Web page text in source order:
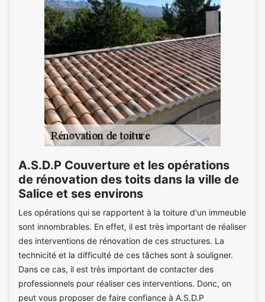
A.S.D.P Couverture et les opérations
de rénovation des toits dans la ville de
Salice et ses environs
Les opérations qui se rapportent à la toiture d'un immeuble
sont innombrables. En effet, il est très important de réaliser
des interventions de rénovation de ces structures. La
technicité et la difficulté de ces tâches sont à souligner.
Dans ce cas, il est très important de contacter des
professionnels pour réaliser ces interventions. Donc, on
peut vous proposer de faire confiance à A.S.D.P